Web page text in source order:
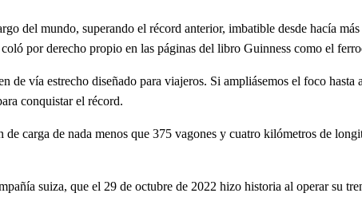
del mundo, superando el récord anterior, imbatible desde hacía
por derecho propio en las páginas del libro Guinness como el
vía estrecho diseñado para viajeros. Si ampliásemos el foco hasta
conquistar el récord.
de carga de nada menos que 375 vagones y cuatro kilómetros de
suiza, que el 29 de octubre de 2022 hizo historia al operar su